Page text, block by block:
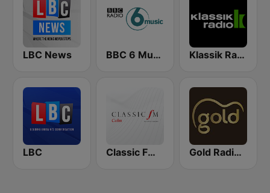
LBC News BBC 6 Music Klassik Radio
LBC Classic FM Calm Gold Radio UK